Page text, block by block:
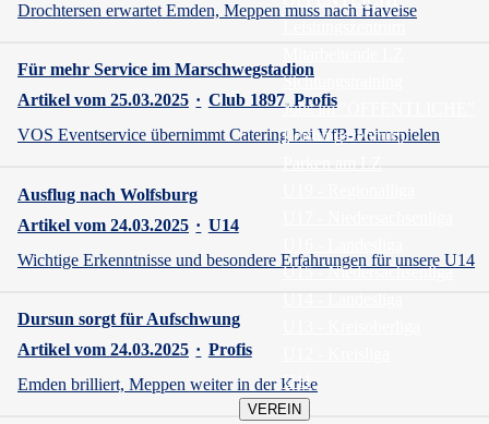
Sichtungstraining
Jobs im "ÖFFENTLICHE"
Leistungszentrum
Parken am LZ
U15 - Niedersachsenliga
U14 - Landesliga
U11
VEREIN
Drochtersen erwartet Emden, Meppen muss nach Havelse
Für mehr Service im Marschwegstadion
Artikel vom 25.03.2025 · Club 1897 Profis
VOS Eventservice übernimmt Catering bei VfB-Heimspielen
Ausflug nach Wolfsburg
Artikel vom 24.03.2025 · U14
Wichtige Erkenntnisse und besondere Erfahrungen für unsere U14
Dursun sorgt für Aufschwung
Artikel vom 24.03.2025 · Profis
Emden brilliert, Meppen weiter in der Krise